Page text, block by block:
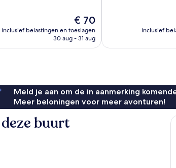
De
prijs
€ 70
inclusief belastingen en toeslagen
30 aug - 31 aug
beoordelingeninclusief
Meld je aan om de in aanmerking
Meer beloningen voor meer avonturen!
buurt